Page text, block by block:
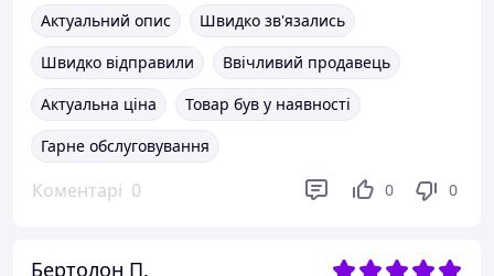
Актуальний опис
Швидко зв'язались
Швидко відправили
Ввічливий продавець
Актуальна ціна
Товар був у наявності
Гарне обслуговування
Коментарі 0 0 0
Бертолон П.